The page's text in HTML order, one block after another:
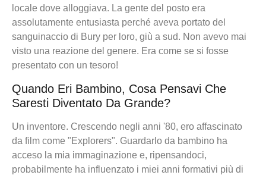
locale dove alloggiava. La gente del posto era
assolutamente entusiasta perché aveva portato del
sanguinaccio di Bury per loro, giù a sud. Non avevo mai
visto una reazione del genere. Era come se si fosse
presentato con un tesoro!
Quando Eri Bambino, Cosa Pensavi Che
Saresti Diventato Da Grande?
Un inventore. Crescendo negli anni '80, ero affascinato
da film come "Explorers". Guardarlo da bambino ha
acceso la mia immaginazione e, ripensandoci,
probabilmente ha influenzato i miei anni formativi più di